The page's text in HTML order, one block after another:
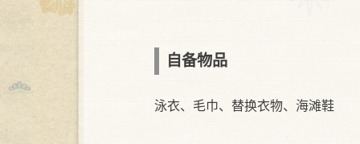
自备物品
泳衣、毛巾、替换衣物、海滩鞋